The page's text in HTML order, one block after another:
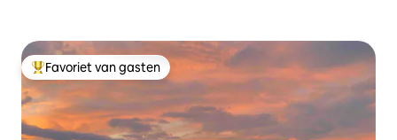
Topfavoriet van gasten
Favoriet van gasten